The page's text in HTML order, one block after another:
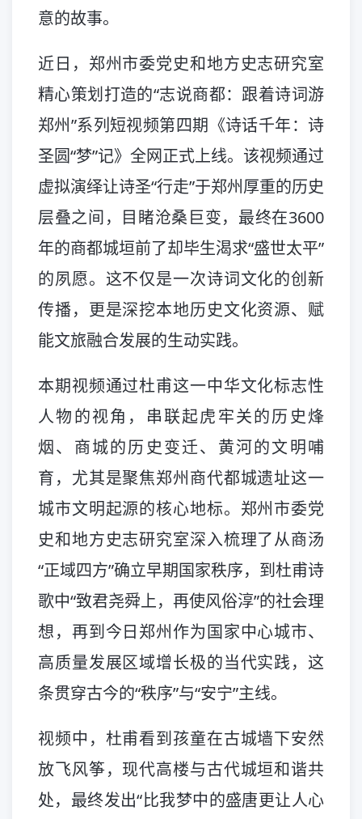
意的故事。
近日，郑州市委党史和地方史志研究室
精心策划打造的“志说商都：跟着诗词游
郑州”系列短视频第四期《诗话千年：诗
圣圆“梦”记》全网正式上线。该视频通过
虚拟演绎让诗圣“行走”于郑州厚重的历史
层叠之间，目睹沧桑巨变，最终在3600
年的商都城垣前了却毕生渴求“盛世太平”
的夙愿。这不仅是一次诗词文化的创新
传播，更是深挖本地历史文化资源、赋
能文旅融合发展的生动实践。
本期视频通过杜甫这一中华文化标志性
人物的视角，串联起虎牢关的历史烽
烟、商城的历史变迁、黄河的文明哺
育，尤其是聚焦郑州商代都城遗址这一
城市文明起源的核心地标。郑州市委党
史和地方史志研究室深入梳理了从商汤
“正域四方”确立早期国家秩序，到杜甫诗
歌中“致君尧舜上，再使风俗淳”的社会理
想，再到今日郑州作为国家中心城市、
高质量发展区域增长极的当代实践，这
条贯穿古今的“秩序”与“安宁”主线。
视频中，杜甫看到孩童在古城墙下安然
放飞风筝，现代高楼与古代城垣和谐共
处，最终发出“比我梦中的盛唐更让人心